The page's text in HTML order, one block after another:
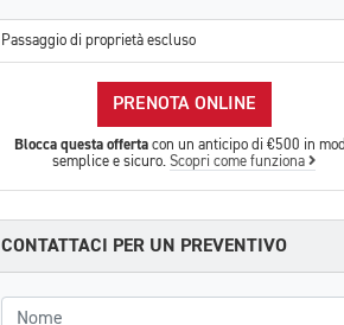
Passaggio di proprietà escluso
PRENOTA ONLINE
Blocca questa offerta con un anticipo di €500 in
semplice e sicuro. Scopri come funziona
CONTATTACI PER UN PREVENTIVO
Nome